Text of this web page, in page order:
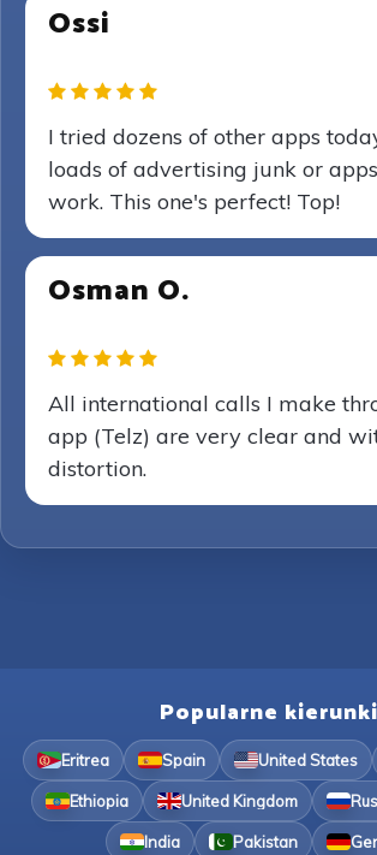
Ossi
I tried dozens of other apps
loads of advertising junk or
work. This one's perfect! Top!
Osman O.
All international calls I make
app (Telz) are very clear and
distortion.
Popularne kierunki
Eritrea Spain United States
Ethiopia United Kingdom
India Pakistan